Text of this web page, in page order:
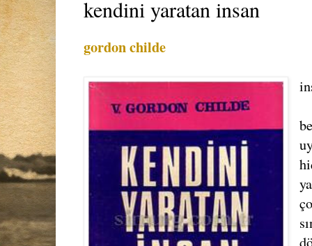
kendini yaratan insan
gordon childe